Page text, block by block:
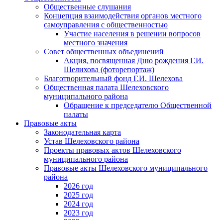
Общественные слушания
Концепция взаимодействия органов местного
самоуправления с общественностью
Участие населения в решении вопросов
местного значения
Совет общественных объединений
Акция, посвященная Дню рождения Г.И.
Шелихова (фоторепортаж)
Благотворительный фонд Г.И. Шелехова
Общественная палата Шелеховского
муниципального района
Обращение к председателю Общественной
палаты
Правовые акты
Законодательная карта
Устав Шелеховского района
Проекты правовых актов Шелеховского
муниципального района
Правовые акты Шелеховского муниципального
района
2026 год
2025 год
2024 год
2023 год